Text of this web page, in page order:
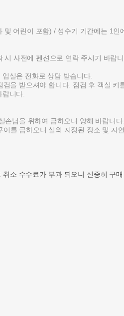
어린이 포함) / 성수기 기간에는 1인
시 사전에 펜션으로 연락 주시기 바랍
실은 전화로 상담 받습니다.
을 받으셔야 합니다. 점검 후 객실 키
니다.
님을 위하여 금하오니 양해 바랍니
를 금하오니 실외 지정된 장소 및 자
소 수수료가 부과 되오니 신중히 구